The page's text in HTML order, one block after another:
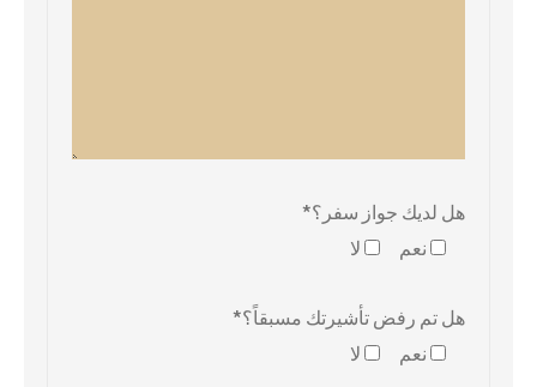
هل لديك جواز سفر؟*
نعم
لا
هل تم رفض تأشيرتك مسبقاً؟*
نعم
لا